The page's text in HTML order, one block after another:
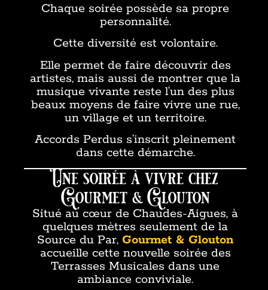
Chaque soirée possède sa propre
personnalité.
Cette diversité est volontaire.
Elle permet de faire découvrir des
artistes, mais aussi de montrer que la
musique vivante reste l’un des plus
beaux moyens de faire vivre une rue,
un village et un territoire.
Accords Perdus s’inscrit pleinement
dans cette démarche.
Une soirée à vivre chez
Gourmet & Glouton
Situé au cœur de Chaudes-Aigues, à
quelques mètres seulement de la
Source du Par,Gourmet & Glouton
accueille cette nouvelle soirée des
Terrasses Musicales dans une
ambiance conviviale.